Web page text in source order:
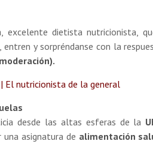
excelente dietista nutricionista,
entren y sorpréndanse con la
El nutricionista de la general
desde las altas esferas de la
asignatura de alimentación